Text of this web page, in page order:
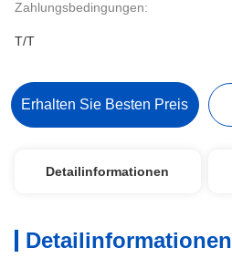
Zahlungsbedingungen:
T/T
Erhalten Sie Besten Preis
Detailinformationen
Detailinformationen